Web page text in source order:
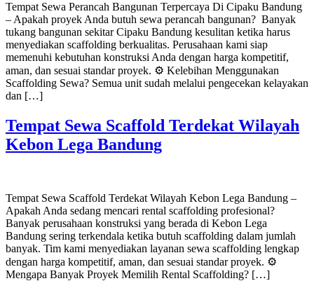
Tempat Sewa Perancah Bangunan Terpercaya Di Cipaku Bandung
– Apakah proyek Anda butuh sewa perancah bangunan? Banyak
tukang bangunan sekitar Cipaku Bandung kesulitan ketika harus
menyediakan scaffolding berkualitas. Perusahaan kami siap
memenuhi kebutuhan konstruksi Anda dengan harga kompetitif,
aman, dan sesuai standar proyek. ⚙️ Kelebihan Menggunakan
Scaffolding Sewa? Semua unit sudah melalui pengecekan kelayakan
dan […]
Tempat Sewa Scaffold Terdekat Wilayah
Kebon Lega Bandung
Tempat Sewa Scaffold Terdekat Wilayah Kebon Lega Bandung –
Apakah Anda sedang mencari rental scaffolding profesional?
Banyak perusahaan konstruksi yang berada di Kebon Lega
Bandung sering terkendala ketika butuh scaffolding dalam jumlah
banyak. Tim kami menyediakan layanan sewa scaffolding lengkap
dengan harga kompetitif, aman, dan sesuai standar proyek. ⚙️
Mengapa Banyak Proyek Memilih Rental Scaffolding? […]